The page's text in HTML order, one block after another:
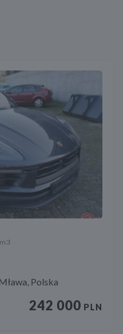
Polska
242 000 PLN